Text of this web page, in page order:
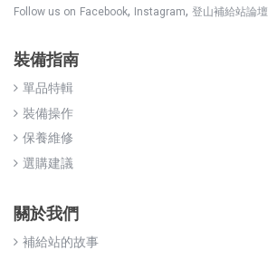
Follow us on Facebook, Instagram, 登山補給站論壇
裝備指南
單品特輯
裝備操作
保養維修
選購建議
關於我們
補給站的故事